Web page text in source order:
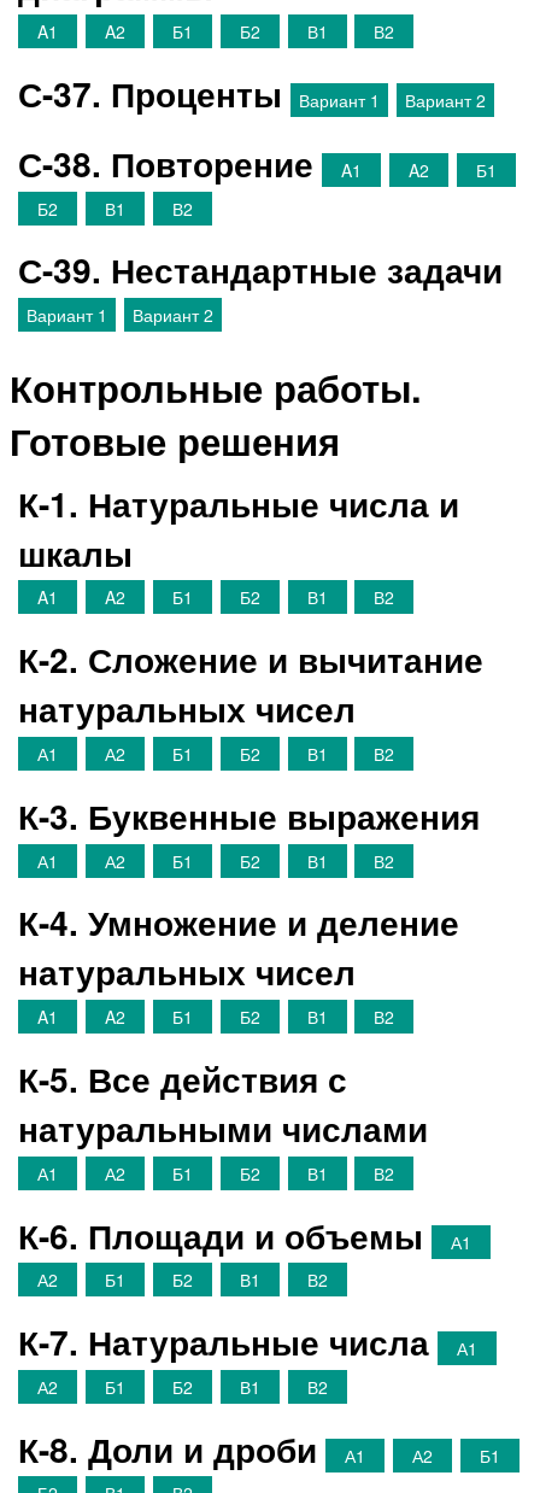
A1 A2 Б1 Б2 В1 В2
С-37. Проценты Вариант 1 Вариант 2
С-38. Повторение A1 A2
Б1
Б2
В1 В2
С-39. Нестандартные задачи
Вариант 1 Вариант 2
Контрольные работы.
Готовые решения
К-1. Натуральные числа и
шкалы
A1 A2 Б1 Б2 В1 В2
К-2. Сложение и вычитание
натуральных чисел
А1 А2 Б1 Б2 В1 В2
К-3. Буквенные выражения
А1 А2 Б1 Б2 В1 В2
К-4. Умножение и деление
натуральных чисел
A1 A2 Б1 Б2 В1 В2
К-5. Все действия с
натуральными числами
А1 А2 Б1 Б2 В1 В2
К-6. Площади и объемы
А1
А2
Б1 Б2 В1 В2
К-7. Натуральные числа
А1
А2
Б1 Б2 В1 В2
К-8. Доли и дроби А1 А2
Б1